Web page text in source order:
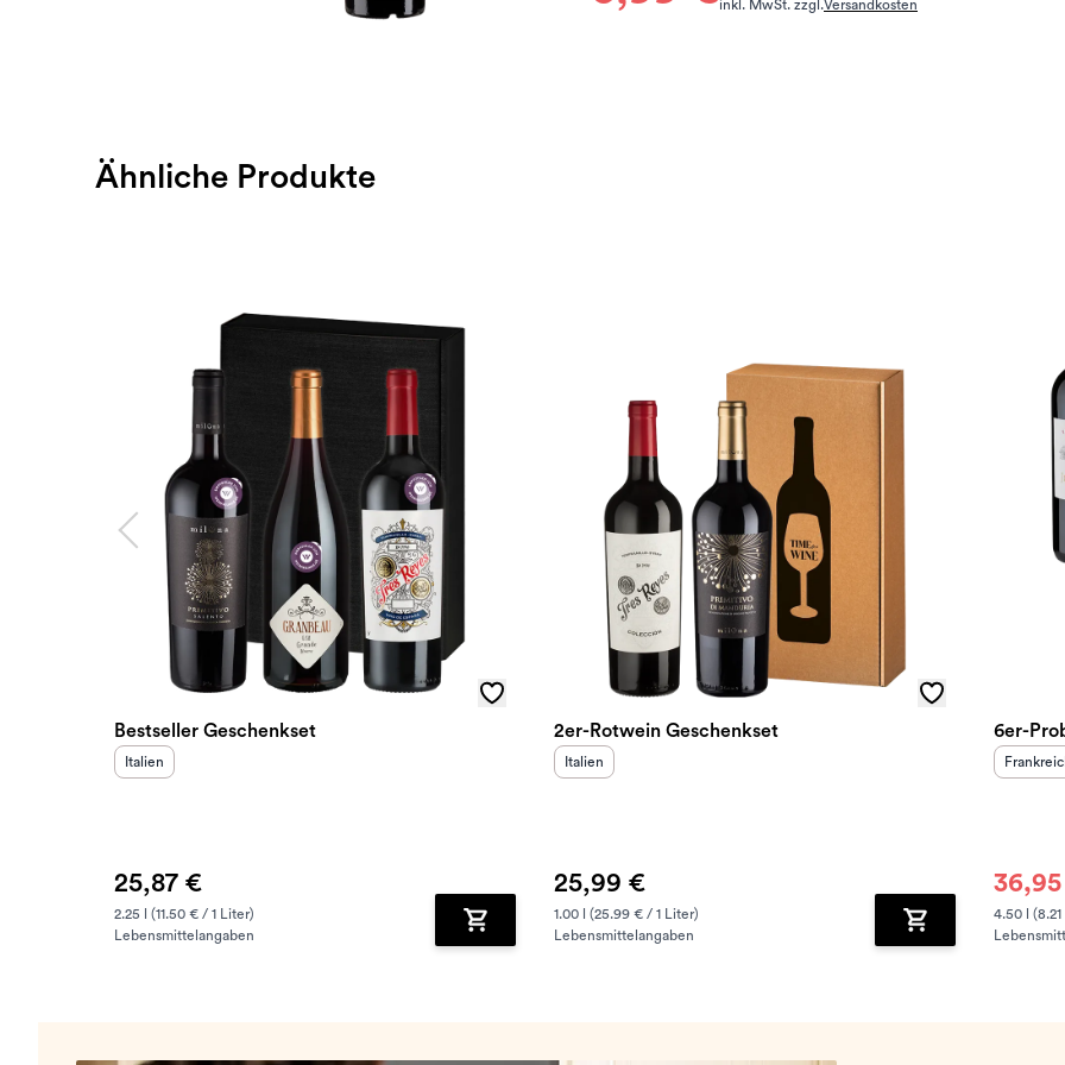
inkl. MwSt. zzgl.Versandkosten
Ähnliche Produkte
Bestseller Geschenkset
Herkunftsland
Italien
25,87 €
2.25 l (11.50 € / 1 Liter)
Lebensmittelangaben
Zum Warenkorb hinzufügen
2er-Rotwein Geschenkset
Herkunftsland
Italien
25,99 €
1.00 l (25.99 € / 1 Liter)
Lebensmittelangaben
Zum Warenkorb
6er-
4.50 l